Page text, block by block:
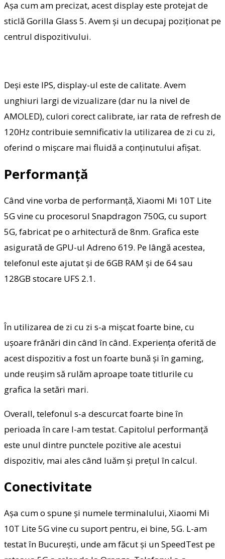
Așa cum am precizat, acest display este protejat de
sticlă Gorilla Glass 5. Avem și un decupaj poziționat pe
centrul dispozitivului.
Deși este IPS, display-ul este de calitate. Avem
unghiuri largi de vizualizare (dar nu la nivel de
AMOLED), culori corect calibrate, iar rata de refresh de
120Hz contribuie semnificativ la utilizarea de zi cu zi,
oferind o mișcare mai fluidă a conținutului afișat.
Performanță
Când vine vorba de performanță, Xiaomi Mi 10T Lite
5G vine cu procesorul Snapdragon 750G, cu suport
5G, fabricat pe o arhitectură de 8nm. Grafica este
asigurată de GPU-ul Adreno 619. Pe lângă acestea,
telefonul este ajutat și de 6GB RAM și de 64 sau
128GB stocare UFS 2.1.
În utilizarea de zi cu zi s-a mișcat foarte bine, cu
ușoare frânări din când în când. Experiența oferită de
acest dispozitiv a fost un foarte bună și în gaming,
unde reușim să rulăm aproape toate titlurile cu
grafica la setări mari.
Overall, telefonul s-a descurcat foarte bine în
perioada în care l-am testat. Capitolul performanță
este unul dintre punctele pozitive ale acestui
dispozitiv, mai ales când luăm și prețul în calcul.
Conectivitate
Așa cum o spune și numele terminalului, Xiaomi Mi
10T Lite 5G vine cu suport pentru, ei bine, 5G. L-am
testat în București, unde am făcut și un SpeedTest pe